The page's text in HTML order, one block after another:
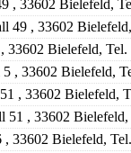
, 33602 Bielefeld,
49 , 33602
33602 Bielefeld, Tel.
, 33602 Bielefeld,
, 33602 Bielefeld,
51 , 33602 Bielefeld,
33602 Bielefeld,